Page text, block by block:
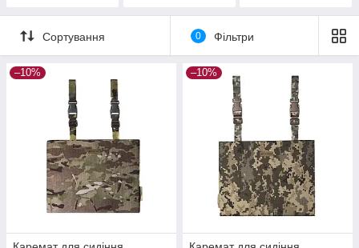
Сортування 0 Фільтри
–10% –10%